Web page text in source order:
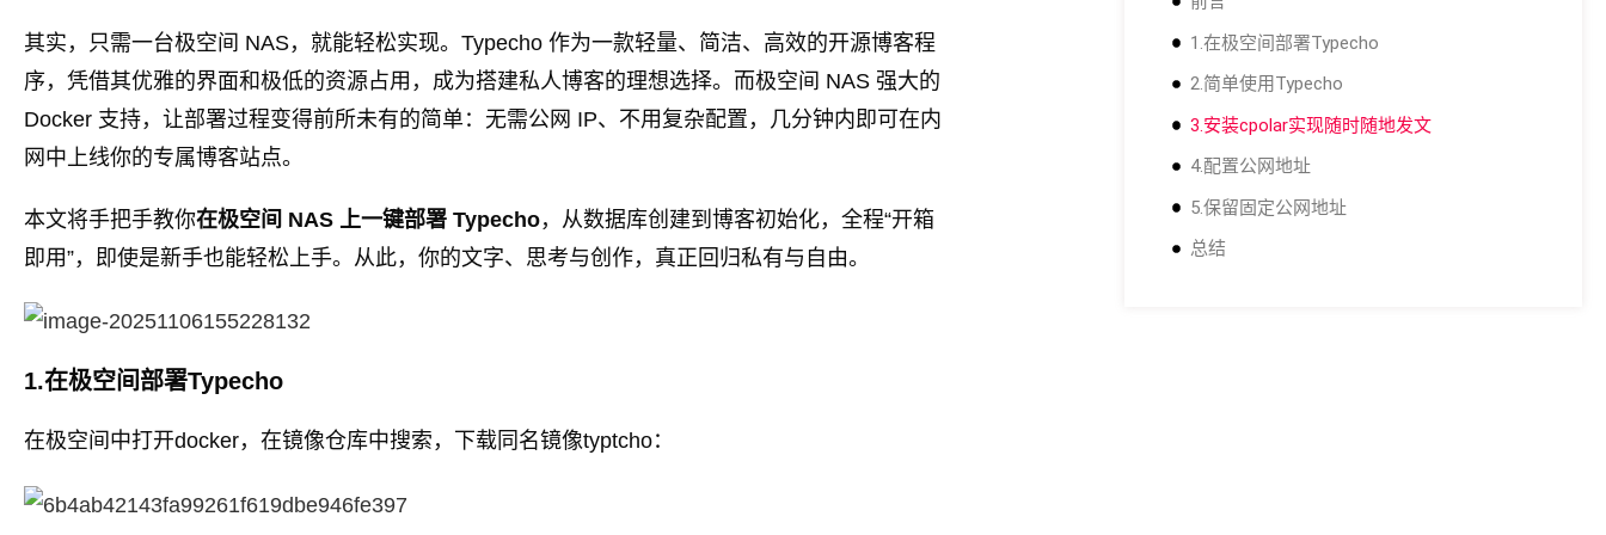
其实，只需一台极空间 NAS，就能轻松实现。Typecho 作为一款轻量、简洁、高效的开源博客程
序，凭借其优雅的界面和极低的资源占用，成为搭建私人博客的理想选择。而极空间 NAS 强大的
Docker 支持，让部署过程变得前所未有的简单：无需公网 IP、不用复杂配置，几分钟内即可在内
网中上线你的专属博客站点。
本文将手把手教你在极空间 NAS 上一键部署 Typecho，从数据库创建到博客初始化，全程“开箱
即用”，即使是新手也能轻松上手。从此，你的文字、思考与创作，真正回归私有与自由。
1.在极空间部署Typecho
在极空间中打开docker，在镜像仓库中搜索，下载同名镜像typtcho：
1.在极空间部署Typecho
2.简单使用Typecho
3.安装cpolar实现随时随地发文
4.配置公网地址
5.保留固定公网地址
总结